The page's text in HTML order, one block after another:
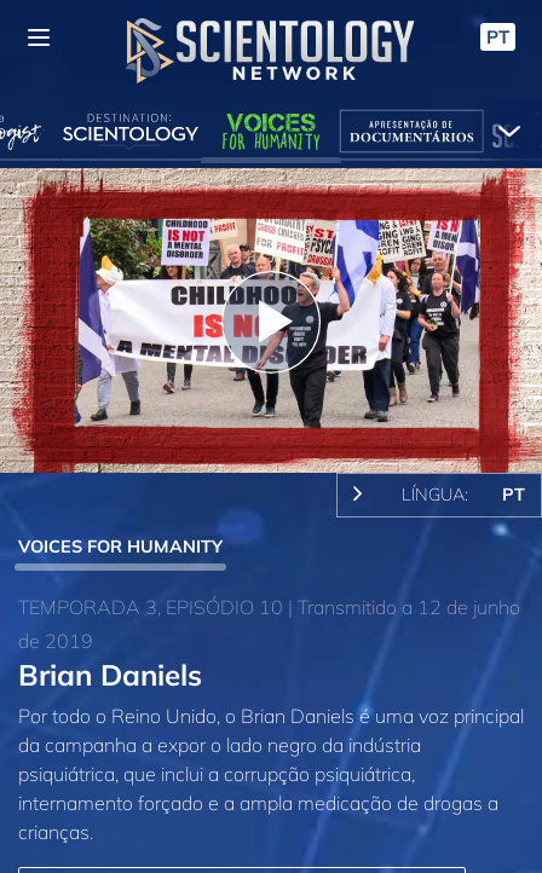
PT
Play
Video
LÍNGUA: PT
VOICES FOR HUMANITY
TEMPORADA 3, EPISÓDIO 10 | Transmitido a 12 de junho
de 2019
Brian Daniels
Por todo o Reino Unido, o Brian Daniels é uma voz principal
da campanha a expor o lado negro da indústria
psiquiátrica, que inclui a corrupção psiquiátrica,
internamento forçado e a ampla medicação de drogas a
crianças.